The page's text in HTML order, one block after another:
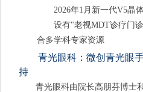
2026年1月新一代V5晶
设有"老视MDT诊疗门
合多学科专家资源
青光眼科：微创青光眼
持
青光眼科由院长高朋芬博士